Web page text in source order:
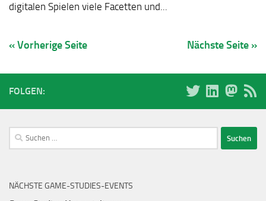
digitalen Spielen viele Facetten und...
« Vorherige Seite Nächste Seite »
FOLGEN:
Suchen
nach:
NÄCHSTE GAME-STUDIES-EVENTS